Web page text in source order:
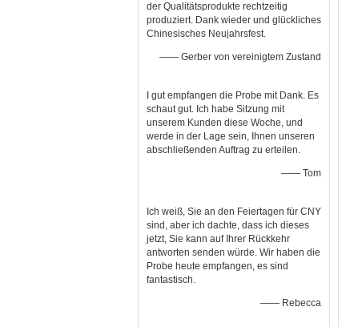
der Qualitätsprodukte rechtzeitig
produziert. Dank wieder und glückliches
Chinesisches Neujahrsfest.
—— Gerber von vereinigtem Zustand
I gut empfangen die Probe mit Dank. Es
schaut gut. Ich habe Sitzung mit
unserem Kunden diese Woche, und
werde in der Lage sein, Ihnen unseren
abschließenden Auftrag zu erteilen.
—— Tom
Ich weiß, Sie an den Feiertagen für CNY
sind, aber ich dachte, dass ich dieses
jetzt, Sie kann auf Ihrer Rückkehr
antworten senden würde. Wir haben die
Probe heute empfangen, es sind
fantastisch.
—— Rebecca